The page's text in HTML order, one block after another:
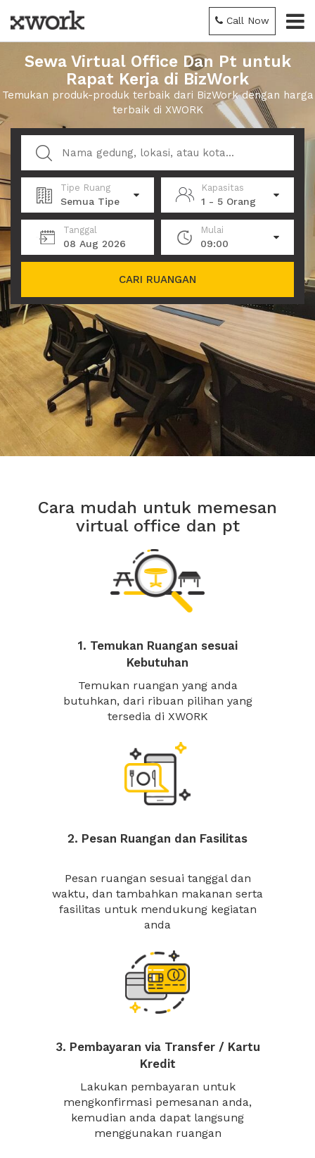
Call Now
Sewa Virtual Office Dan Pt untuk
Rapat Kerja di BizWork
Temukan produk-produk terbaik dari BizWork dengan harga
terbaik di XWORK
Tipe Ruang
Semua Tipe
Kapasitas
1 - 5 Orang
Tanggal
08 Aug 2026
Mulai
09:00
CARI RUANGAN
Cara mudah untuk memesan
virtual office dan pt
1. Temukan Ruangan sesuai
Kebutuhan
Temukan ruangan yang anda
butuhkan, dari ribuan pilihan yang
tersedia di XWORK
2. Pesan Ruangan dan Fasilitas
Pesan ruangan sesuai tanggal dan
waktu, dan tambahkan makanan serta
fasilitas untuk mendukung kegiatan
anda
3. Pembayaran via Transfer / Kartu
Kredit
Lakukan pembayaran untuk
mengkonfirmasi pemesanan anda,
kemudian anda dapat langsung
menggunakan ruangan